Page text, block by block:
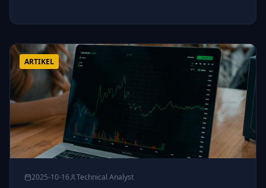
ARTIKEL
2025-10-16 Technical Analyst